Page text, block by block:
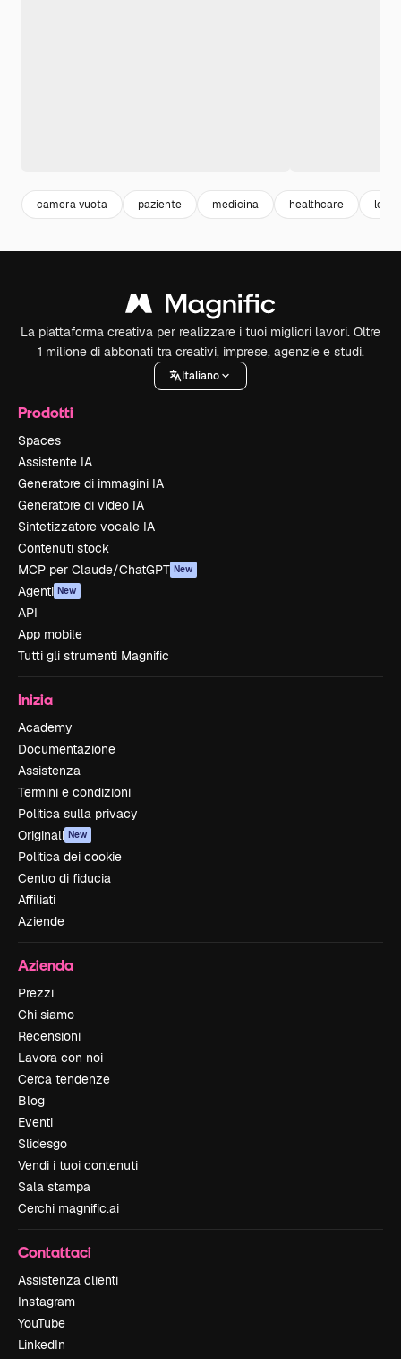
camera vuota paziente medicina healthcare letto
La piattaforma creativa per realizzare i tuoi migliori lavori. Oltre
1 milione di abbonati tra creativi, imprese, agenzie e studi.
Italiano
Prodotti
Spaces
Assistente IA
Generatore di immagini IA
Generatore di video IA
Sintetizzatore vocale IA
Contenuti stock
MCP per Claude/ChatGPT New
Agenti New
API
App mobile
Tutti gli strumenti Magnific
Inizia
Academy
Documentazione
Assistenza
Termini e condizioni
Politica sulla privacy
Originali New
Politica dei cookie
Centro di fiducia
Affiliati
Aziende
Azienda
Prezzi
Chi siamo
Recensioni
Lavora con noi
Cerca tendenze
Blog
Eventi
Slidesgo
Vendi i tuoi contenuti
Sala stampa
Cerchi magnific.ai
Contattaci
Assistenza clienti
Instagram
YouTube
LinkedIn